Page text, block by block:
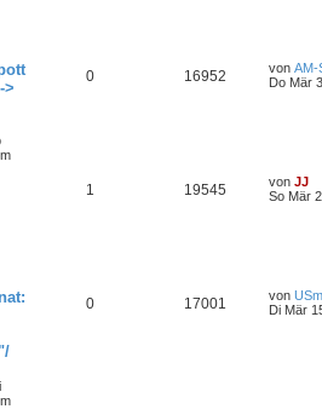
>
0 16952 von AM-
Do Mär
1 19545 von JJ
So Mär
0 17001 von
Di Mär